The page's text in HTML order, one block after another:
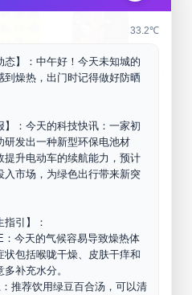
33.2℃
态】：中午好！今天未知城的
到燥热，出门时记得做好防晒
】：今天的科技快讯：一家初
研发出一种新型环保电池材
提升电动车的续航能力，预计
入市场，为绿色出行带来新突
指引】：
：今天的气候容易导致燥热体
状包括喉咙干燥、皮肤干痒和
补充水分。
推荐饮用绿豆百合汤，可以清
剂合成 DOORM
Association Membership”
Search